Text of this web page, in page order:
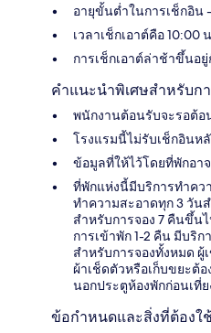
อายุขั้นต่ำในการเช็กอิน
เวลาเช็กเอาต์คือ 10:00
การเช็กเอาต์ล่าช้าขึ้นอ
คำแนะนำพิเศษสำหรับก
พนักงานต้อนรับจะรอต้อ
โรงแรมนี้ไม่รับเช็กอินห
ข้อมูลที่ให้ไว้โดยที่พักอา
ที่พักแห่งนี้มีบริการทำคว
ทำความสะอาดทุก 3 วัน
สำหรับการจอง 7 คืนขึ้น
การเข้าพัก 1-2 คืน มีบริ
สำหรับการจองทั้งหมด ผู้
ผ้าเช็ดตัวหรือเก็บขยะต้
นอกประตูห้องพักก่อนเที่
ข้อกำหนดและสิ่งที่ต้องใ